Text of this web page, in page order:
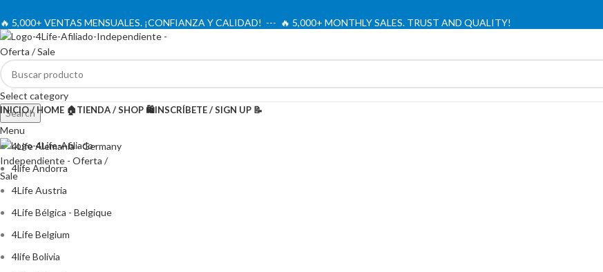
🔥 5,000+ VENTAS MENSUALES. ¡CONFIANZA Y CALIDAD! --- 🔥 5,000+ MONTHLY SALES. TRUST AND QUALITY!
Select category
Search
Menu
INICIO / HOME 🏠TIENDA / SHOP 🛍️INSCRÍBETE / SIGN UP 📝
4Life Alemania - Germany
4life Andorra
4Life Austria
4Life Bélgica - Belgique
4Life Belgium
4life Bolivia